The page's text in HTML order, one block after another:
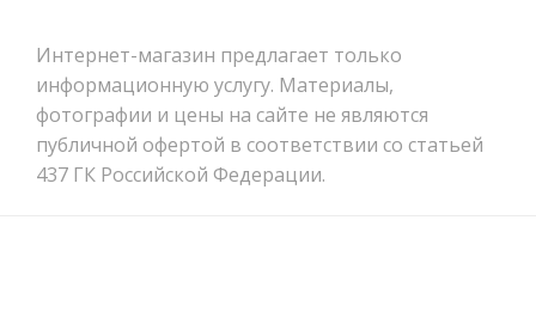
Интернет-магазин предлагает только
информационную услугу. Материалы,
фотографии и цены на сайте не являются
публичной офертой в соответствии со статьей
437 ГК Российской Федерации.